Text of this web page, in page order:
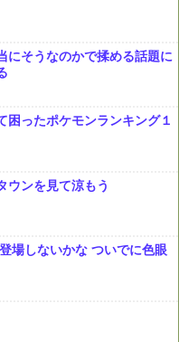
にそうなのかで揉める話題に
困ったポケモンランキング１
ウンを見て涼もう
場しないかな ついでに色眼